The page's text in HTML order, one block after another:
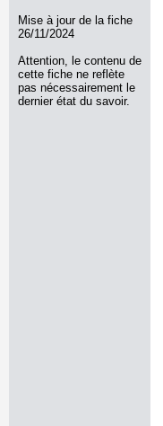
Mise à jour de la fiche
26/11/2024
Attention, le contenu de
cette fiche ne reflète
pas nécessairement le
dernier état du savoir.